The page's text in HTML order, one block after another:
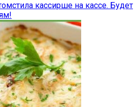
кассирше на кассе. Будет